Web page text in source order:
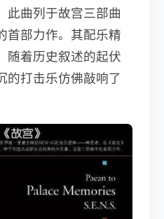
此曲列于故宫三部曲
首部力作。其配乐精
随着历史叙述的起伏
的打击乐仿佛敲响了